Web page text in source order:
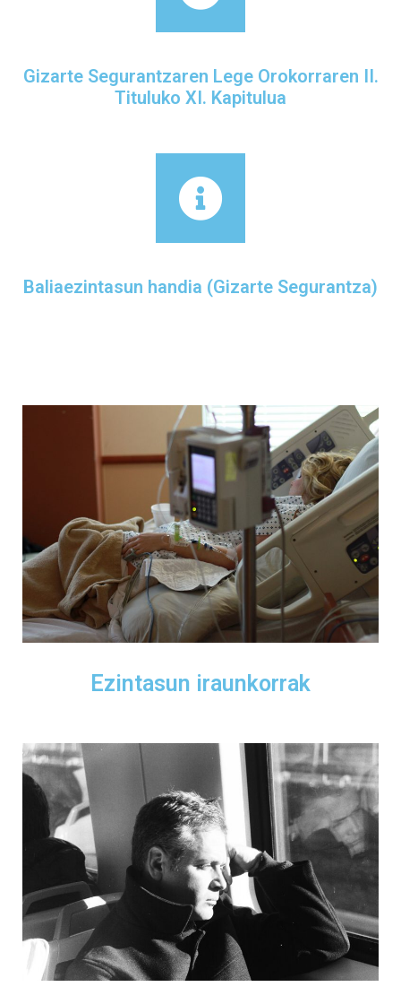
Gizarte Segurantzaren Lege Orokorraren II.
Tituluko XI. Kapitulua
Baliaezintasun handia (Gizarte Segurantza)
Ezintasun iraunkorrak